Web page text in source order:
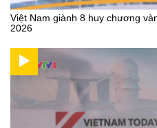
Việt Nam giành 8 huy chương
2026